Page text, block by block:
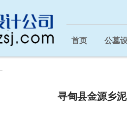
首页 公墓
寻甸县金源乡